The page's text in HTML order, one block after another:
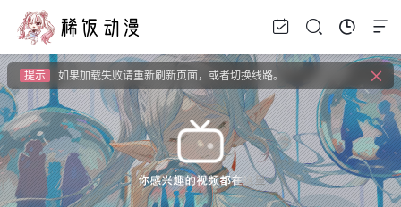
提示
视频载入速度跟网速有关，请耐心等待几秒钟。
提示
提示
如果加载失败请重新刷新页面，或者切换线路。
提示
视频载入速度跟网速有关，请耐心等待几秒钟。
提示
如果无法播放请安装HEVC拓展，具体请百度